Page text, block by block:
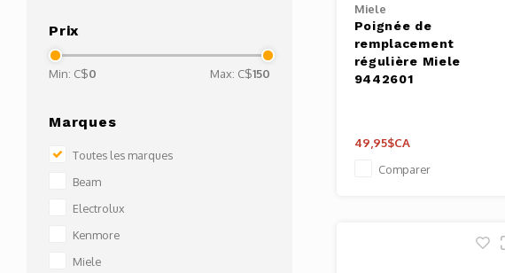
Prix
Min: C$0 Max: C$150
Marques
Toutes les marques
Beam
Electrolux
Kenmore
Miele
Miele
Poignée de
remplacement
régulière Miele
9442601
49,95$CA
Comparer